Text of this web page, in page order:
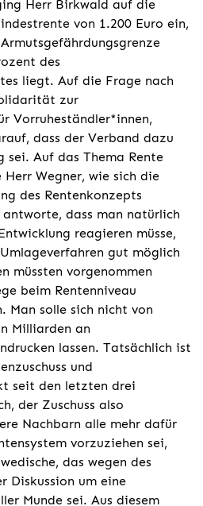
Herr Birkwald auf die
von 1.200 Euro ein,
des
liegt. Auf die Frage nach
zur
Vorruheständler*innen,
dass der Verband dazu
sei. Auf das Thema Rente
Wegner, wie sich die
des Rentenkonzepts
dass man natürlich
reagieren müsse,
gut möglich
müssten vorgenommen
beim Rentenniveau
Man solle sich nicht von
Milliarden an
lassen. Tatsächlich ist
und
seit den letzten drei
der Zuschuss also
Nachbarn alle mehr dafür
vorzuziehen sei,
das wegen des
Diskussion um eine
Munde sei. Aus diesem